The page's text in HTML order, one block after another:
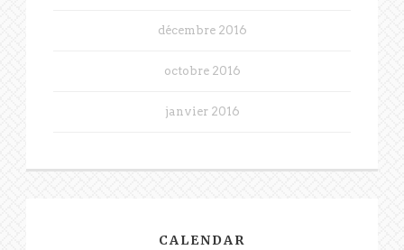
décembre 2016
octobre 2016
janvier 2016
CALENDAR